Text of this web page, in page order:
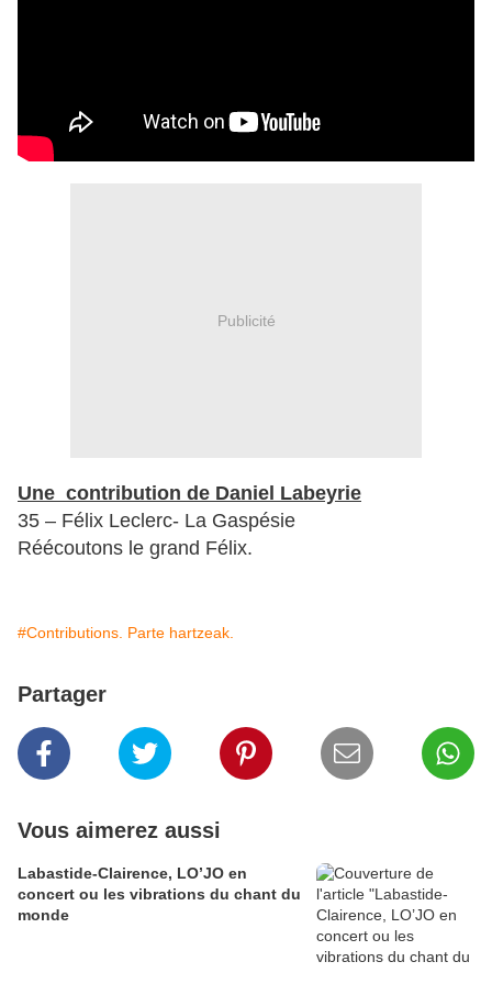
Publicité
Une contribution de Daniel Labeyrie
35 – Félix Leclerc- La Gaspésie
Réécoutons le grand Félix.
#Contributions. Parte hartzeak.
Partager
Vous aimerez aussi
Labastide-Clairence, LO’JO en
concert ou les vibrations du chant du
monde